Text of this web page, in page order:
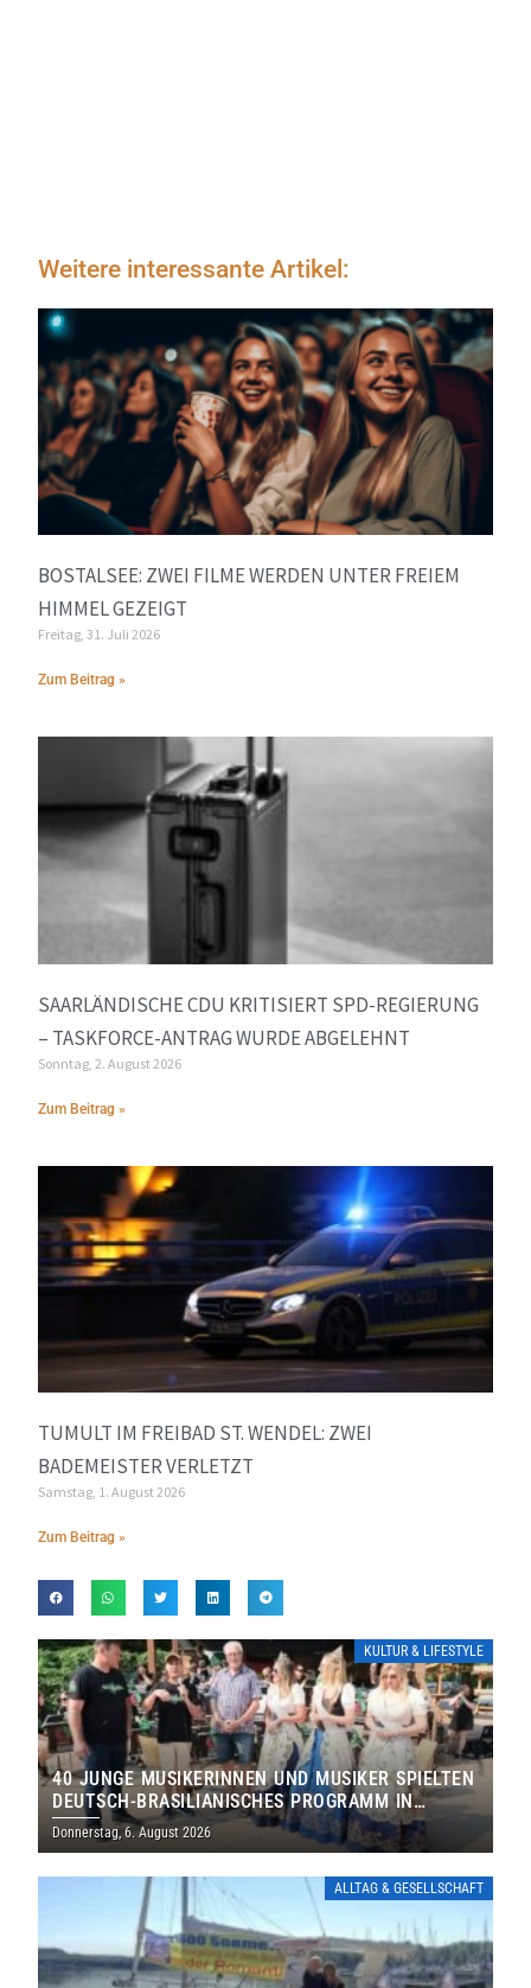
Weitere interessante Artikel:
BOSTALSEE: ZWEI FILME WERDEN UNTER FREIEM
HIMMEL GEZEIGT
Freitag, 31. Juli 2026
Zum Beitrag »
SAARLÄNDISCHE CDU KRITISIERT SPD-REGIERUNG
– TASKFORCE-ANTRAG WURDE ABGELEHNT
Sonntag, 2. August 2026
Zum Beitrag »
TUMULT IM FREIBAD ST. WENDEL: ZWEI
BADEMEISTER VERLETZT
Samstag, 1. August 2026
Zum Beitrag »
KULTUR & LIFESTYLE
40 JUNGE MUSIKERINNEN UND MUSIKER SPIELTEN
DEUTSCH-BRASILIANISCHES PROGRAMM IN
THOLEY
Donnerstag, 6. August 2026
ALLTAG & GESELLSCHAFT